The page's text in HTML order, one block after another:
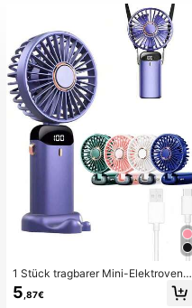
1 Stück tragbarer Mini-Elektroventil
ator, tragbarer USB-aufladbarer Ve
ntilator, Nackenventilator, USB-Ven
5 ,87€